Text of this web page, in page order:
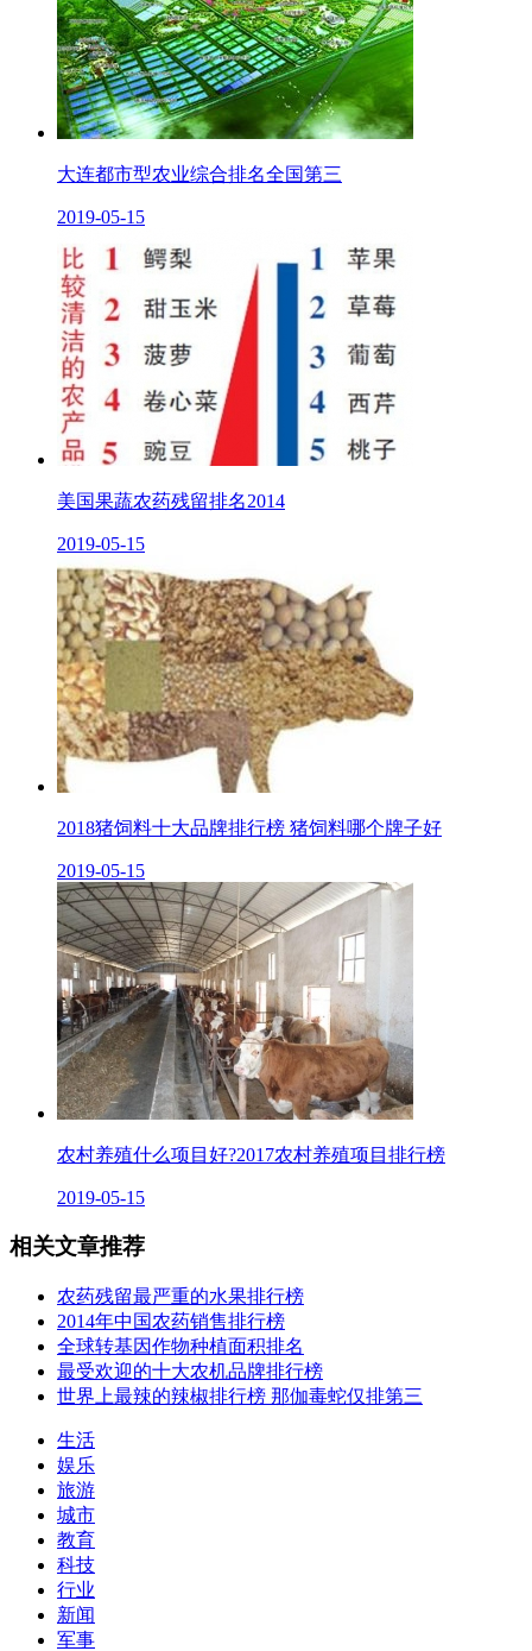
大连都市型农业综合排名全国第三
2019-05-15
美国果蔬农药残留排名2014
2019-05-15
2018猪饲料十大品牌排行榜 猪饲料哪个牌子好
2019-05-15
农村养殖什么项目好?2017农村养殖项目排行榜
2019-05-15
相关文章推荐
农药残留最严重的水果排行榜
2014年中国农药销售排行榜
全球转基因作物种植面积排名
最受欢迎的十大农机品牌排行榜
世界上最辣的辣椒排行榜 那伽毒蛇仅排第三
生活
娱乐
旅游
城市
教育
科技
行业
新闻
军事